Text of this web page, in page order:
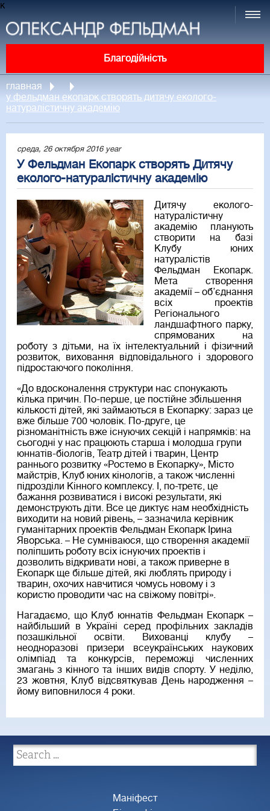
к
Благодійність
главная
у фельдман екопарк створять дитячу еколого-
натуралістичну академію
среда, 26 октября 2016 year
У Фельдман Екопарк створять Дитячу
еколого-натуралістичну академію
Дитячу еколого-
натуралістичну
академію планують
створити на базі
Клубу юних
натуралістів
Фельдман Екопарк.
Мета створення
академії – об’єднання
всіх проектів
Регіонального
ландшафтного парку,
спрямованих на
роботу з дітьми, на їх інтелектуальний і фізичний
розвиток, виховання відповідального і здорового
підростаючого покоління.
«До вдосконалення структури нас спонукають
кілька причин. По-перше, це постійне збільшення
кількості дітей, які займаються в Екопарку: зараз це
вже більше 700 чоловік. По-друге, це
різноманітність вже існуючих секцій і напрямків: на
сьогодні у нас працюють старша і молодша групи
юннатів-біологів, Театр дітей і тварин, Центр
раннього розвитку «Ростемо в Екопарку», Місто
майстрів, Клуб юних кінологів, а також численні
підрозділи Кінного комплексу. І, по-третє, це
бажання розвиватися і високі результати, які
демонструють діти. Все це диктує нам необхідність
виходити на новий рівень, – зазначила керівник
гуманітарних проектів Фельдман Екопарк Ірина
Яворська. – Не сумніваюся, що створення академії
поліпшить роботу всіх існуючих проектів і
дозволить відкривати нові, а також приверне в
Екопарк ще більше дітей, які люблять природу і
тварин, охочих навчитися чомусь новому і з
користю проводити час на свіжому повітрі».
Нагадаємо, що Клуб юннатів Фельдман Екопарк –
найбільший в Україні серед профільних закладів
позашкільної освіти. Вихованці клубу –
неодноразові призери всеукраїнських наукових
олімпіад та конкурсів, переможці численних
змагань з кінного та інших видів спорту. У неділю,
23 жовтня, Клуб відсвяткував День народження –
йому виповнилося 4 роки.
Маніфест